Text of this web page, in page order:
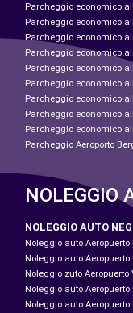
Parcheggio economico
Parcheggio economico
Parcheggio economico
Parcheggio economico
Parcheggio economico
Parcheggio economico
Parcheggio economico
Parcheggio economico
Parcheggio economico
Parcheggio Aeroporto
NOLEGGIO
NOLEGGIO AUTO
Noleggio auto
Noleggio auto
Noleggio zuto Aeropuerto
Noleggio auto Aeropuerto
Noleggio auto Aeropuerto